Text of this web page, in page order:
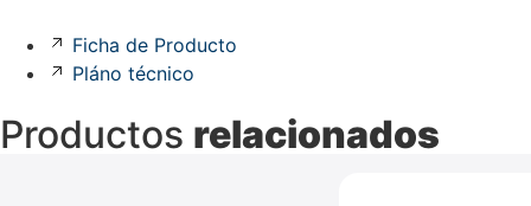
Ficha de Producto
Pláno técnico
Productos relacionados